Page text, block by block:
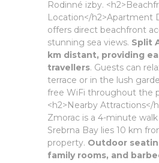
Rodinné izby.
Location</h2>Apartment
offers direct beachfront
stunning sea views. Split
km distant, providing
travellers. Guests can
terrace or in the lush
free WiFi throughout the
<h2>Nearby Attractions</
Zmorac is a 4-minute
Srebrna Bay lies 10 km
property. Outdoor
family rooms, and